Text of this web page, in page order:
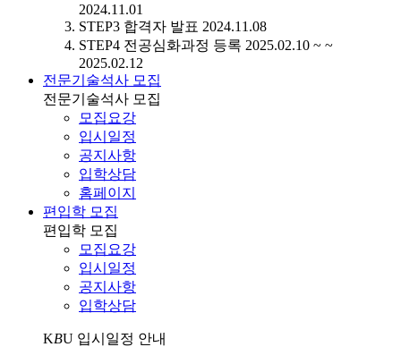
2024.11.01
STEP3 합격자 발표 2024.11.08
STEP4 전공심화과정 등록 2025.02.10 ~ ~
2025.02.12
전문기술석사 모집
전문기술석사 모집
모집요강
입시일정
공지사항
입학상담
홈페이지
편입학 모집
편입학 모집
모집요강
입시일정
공지사항
입학상담
KBU 입시일정 안내